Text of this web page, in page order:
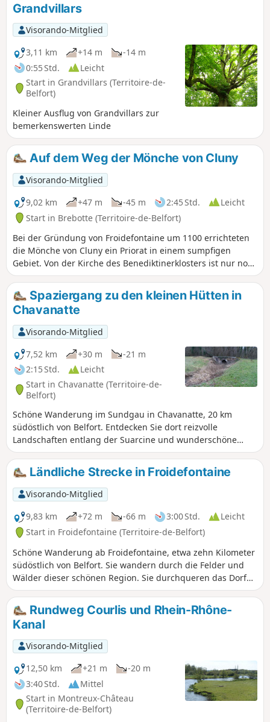
Grandvillars
Visorando-Mitglied
3,11 km
+14 m
-14 m
0:55 Std.
Leicht
Start in Grandvillars (Territoire-de-
Belfort)
Kleiner Ausflug von Grandvillars zur
bemerkenswerten Linde
Auf dem Weg der Mönche von Cluny
Visorando-Mitglied
9,02 km
+47 m -45 m 2:45 Std.
Leicht
Start in Brebotte (Territoire-de-Belfort)
Bei der Gründung von Froidefontaine um 1100 errichteten
die Mönche von Cluny ein Priorat in einem sumpfigen
Gebiet. Von der Kirche des Benediktinerklosters ist nur noch
die romanische Apsis aus dem 12. Jahrhundert erhalten.
Auf dem Gesims sind drei menschliche Köpfe zu sehen. Die
Grabsteine zu beiden Seiten des Portals stammen aus dem
Jahr 1750. Das Pfarrhaus direkt neben der Kirche ist
aufgrund seiner Größe bemerkenswert.
Spaziergang zu den kleinen Hütten in
Chavanatte
Visorando-Mitglied
7,52 km
+30 m
-21 m
2:15 Std.
Leicht
Start in Chavanatte (Territoire-de-
Belfort)
Schöne Wanderung im Sundgau in Chavanatte, 20 km
südöstlich von Belfort. Entdecken Sie dort reizvolle
Landschaften entlang der Suarcine und wunderschöne
Fachwerkhäuser. Diese Wanderung ist für jedermann leicht
zugänglich und lässt sich in drei Rundwege unterteilen. Sie
ist markiert.
Ländliche Strecke in Froidefontaine
Visorando-Mitglied
9,83 km
+72 m -66 m 3:00 Std.
Leicht
Start in Froidefontaine (Territoire-de-Belfort)
Schöne Wanderung ab Froidefontaine, etwa zehn Kilometer
südöstlich von Belfort. Sie wandern durch die Felder und
Wälder dieser schönen Region. Sie durchqueren das Dorf
Recouvrance und lesen die zahlreichen Maximen, die auf
schönen Schiefertafeln geschrieben stehen.
Rundweg Courlis und Rhein-Rhône-
Kanal
Visorando-Mitglied
12,50 km
+21 m
-20 m
3:40 Std.
Mittel
Start in Montreux-Château
(Territoire-de-Belfort)